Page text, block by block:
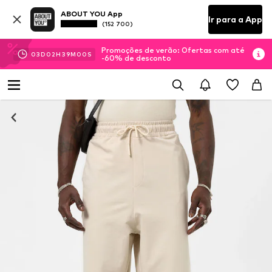
ABOUT YOU App
(152 700) Ir para a App
03D 02H 38M 59S
Promoções de verão: Ofertas com até
-60% de desconto